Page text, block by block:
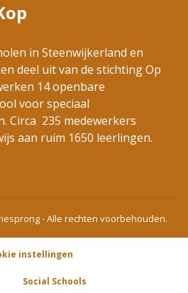
in Steenwijkerland en
deel uit van de stichting Op
14 openbare
voor speciaal
Circa 235 medewerkers
aan ruim 1650 leerlingen.
- Alle rechten voorbehouden.
instellingen
Social Schools